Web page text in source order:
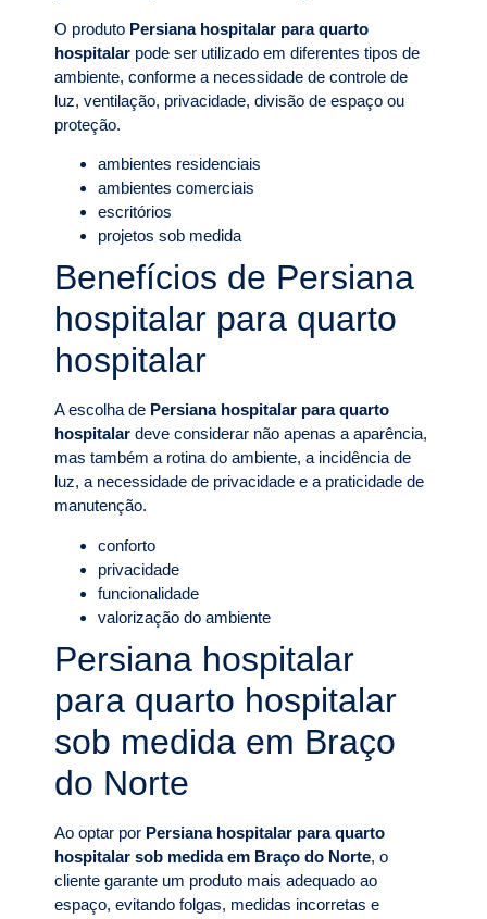
O produto Persiana hospitalar para quarto
hospitalar pode ser utilizado em diferentes tipos de
ambiente, conforme a necessidade de controle de
luz, ventilação, privacidade, divisão de espaço ou
proteção.
ambientes residenciais
ambientes comerciais
escritórios
projetos sob medida
Benefícios de Persiana
hospitalar para quarto
hospitalar
A escolha de Persiana hospitalar para quarto
hospitalar deve considerar não apenas a aparência,
mas também a rotina do ambiente, a incidência de
luz, a necessidade de privacidade e a praticidade de
manutenção.
conforto
privacidade
funcionalidade
valorização do ambiente
Persiana hospitalar
para quarto hospitalar
sob medida em Braço
do Norte
Ao optar por Persiana hospitalar para quarto
hospitalar sob medida em Braço do Norte, o
cliente garante um produto mais adequado ao
espaço, evitando folgas, medidas incorretas e